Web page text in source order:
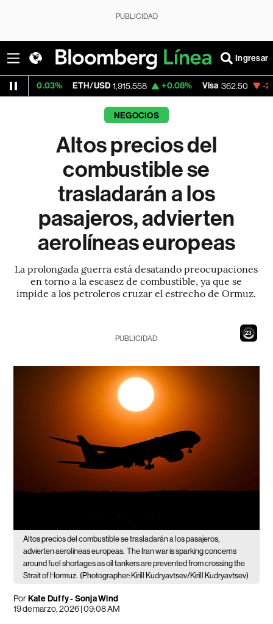
PUBLICIDAD
Ingresar
ETH/USD 1,915.558 +0.08% Visa 362.50 -2.15%
NEGOCIOS
Altos precios del
combustible se
trasladarán a los
pasajeros, advierten
aerolíneas europeas
La prolongada guerra está desatando preocupaciones
en torno a la escasez de combustible, ya que se
impide a los petroleros cruzar el estrecho de Ormuz.
22
PUBLICIDAD
Altos precios del combustible se trasladarán a los pasajeros,
advierten aerolíneas europeas. The Iran war is sparking concerns
around fuel shortages as oil tankers are prevented from crossing the
Strait of Hormuz. (Photographer: Kirill Kudryavtsev/Kirill Kudryavtsev)
PorKate Duffy - Sonja Wind
19 de marzo, 2026 | 09:08 AM